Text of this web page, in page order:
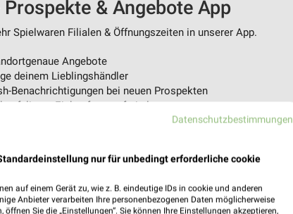
& Angebote App
Spielwaren Filialen & Öffnungszeiten in unserer App.
Angebote
deinem Lieblingshändler
Benachrichtigungen bei neuen Prospekten
- Einkauf stressfrei planen
Datenschutzbestimmungen
nur für unbedingt erforderliche cookie
auf einem Gerät zu, wie z. B. eindeutige IDs in cookie und anderen
Anbieter verarbeiten Ihre personenbezogenen Daten möglicherweise
Sie die „Einstellungen“. Sie können Ihre Einstellungen akzeptieren,